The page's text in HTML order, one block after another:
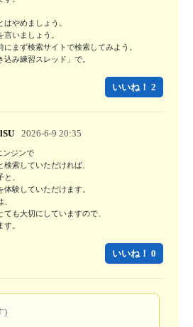
やめましょう。
いましょう。
にまず検索サイトで検索してみよう。
み練習スレッド」で。
いいね！ 2
2026-6-9 20:35
ジンで
検索していただければ、
、
験していただけます。
も大切にしていますので、
。
いいね！ 0
)